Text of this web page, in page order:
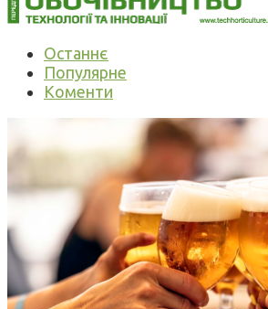
Останнє
Популярне
Коменти